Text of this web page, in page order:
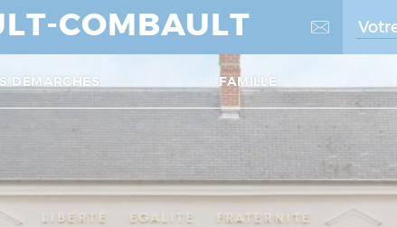
COMBAULT
DÉMARCHES FAMILLE